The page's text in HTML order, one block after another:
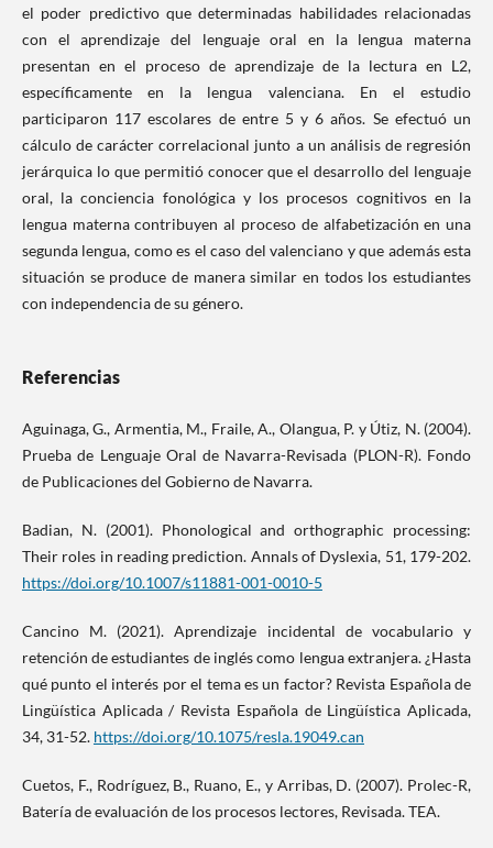
el poder predictivo que determinadas habilidades relacionadas
con el aprendizaje del lenguaje oral en la lengua materna
presentan en el proceso de aprendizaje de la lectura en L2,
específicamente en la lengua valenciana. En el estudio
participaron 117 escolares de entre 5 y 6 años. Se efectuó un
cálculo de carácter correlacional junto a un análisis de regresión
jerárquica lo que permitió conocer que el desarrollo del lenguaje
oral, la conciencia fonológica y los procesos cognitivos en la
lengua materna contribuyen al proceso de alfabetización en una
segunda lengua, como es el caso del valenciano y que además esta
situación se produce de manera similar en todos los estudiantes
con independencia de su género.
Referencias
Aguinaga, G., Armentia, M., Fraile, A., Olangua, P. y Útiz, N. (2004).
Prueba de Lenguaje Oral de Navarra-Revisada (PLON-R). Fondo
de Publicaciones del Gobierno de Navarra.
Badian, N. (2001). Phonological and orthographic processing:
Their roles in reading prediction. Annals of Dyslexia, 51, 179-202.
https://doi.org/10.1007/s11881-001-0010-5
Cancino M. (2021). Aprendizaje incidental de vocabulario y
retención de estudiantes de inglés como lengua extranjera. ¿Hasta
qué punto el interés por el tema es un factor? Revista Española de
Lingüística Aplicada / Revista Española de Lingüística Aplicada,
34, 31-52. https://doi.org/10.1075/resla.19049.can
Cuetos, F., Rodríguez, B., Ruano, E., y Arribas, D. (2007). Prolec-R,
Batería de evaluación de los procesos lectores, Revisada. TEA.